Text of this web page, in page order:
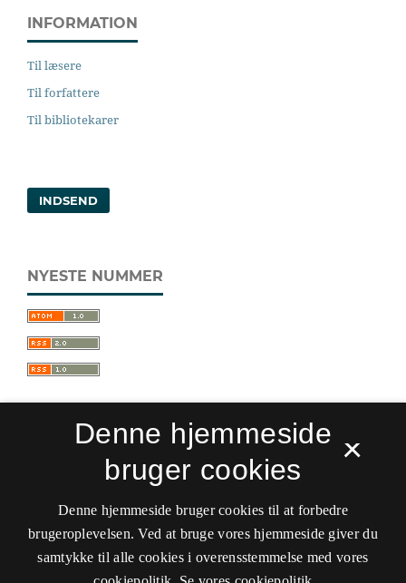
INFORMATION
Til læsere
Til forfattere
Til bibliotekarer
INDSEND
NYESTE NUMMER
Sprogforum. Tidsskrift for sprog- og
kulturpædagogik
ISSN 0909-9328 (Trykt)
ISSN 1399-8617 (Online)
Tilgængelighedserklæring
×
Denne hjemmeside
bruger cookies
Denne hjemmeside bruger cookies til at forbedre
brugeroplevelsen. Ved at bruge vores hjemmeside giver du
samtykke til alle cookies i overensstemmelse med vores